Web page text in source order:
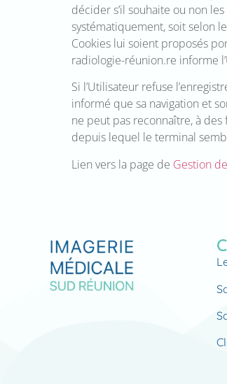
décider s’il souhaite ou non
systématiquement, soit selon
Cookies lui soient proposés
radiologie-réunion.re informe
Si l’Utilisateur refuse
informé que sa navigation et
ne peut pas reconnaître, à
depuis lequel le terminal
Lien vers la page de Gestion